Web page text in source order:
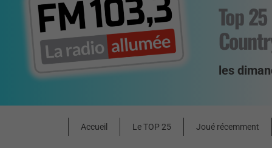
Top
les
Accueil Le TOP 25 Joué récemment